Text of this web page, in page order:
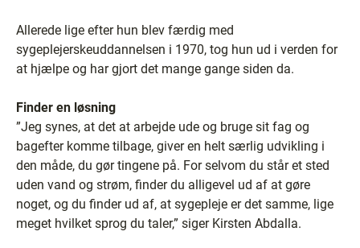
Allerede lige efter hun blev færdig med
sygeplejerskeuddannelsen i 1970, tog hun ud i verden for
at hjælpe og har gjort det mange gange siden da.
Finder en løsning
”Jeg synes, at det at arbejde ude og bruge sit fag og
bagefter komme tilbage, giver en helt særlig udvikling i
den måde, du gør tingene på. For selvom du står et sted
uden vand og strøm, finder du alligevel ud af at gøre
noget, og du finder ud af, at sygepleje er det samme, lige
meget hvilket sprog du taler,” siger Kirsten Abdalla.